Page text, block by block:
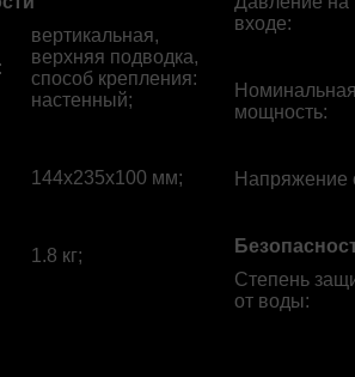
:
вертикальная,
верхняя подводка,
способ крепления:
настенный;
144x235x100 мм;
1.8 кг;
входе:
мощность:
Напряжение
Степень
от воды: